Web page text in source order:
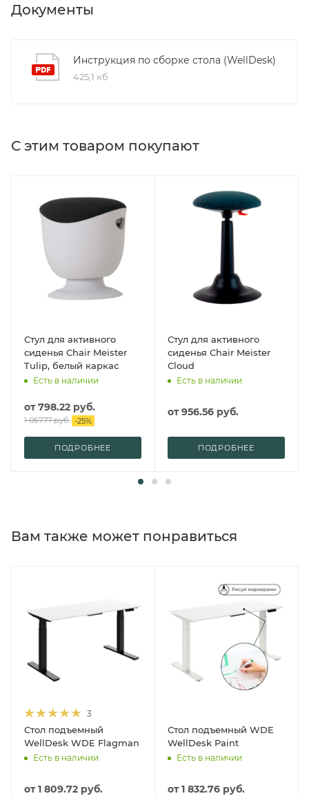
Документы
Инструкция по сборке стола (WellDesk)
425,1 кб
С этим товаром покупают
Стул для активного
сиденья Chair Meister
Tulip, белый каркас
Есть в наличии
от798.22 руб.
1 067.77 руб. -25%
ПОДРОБНЕЕ
Стул для активного
сиденья Chair Meister
Cloud
Есть в наличии
от956.56 руб.
ПОДРОБНЕЕ
Вам также может понравиться
3
Стол подъемный
WellDesk WDE Flagman
Есть в наличии
от1 809.72 руб.
Стол подъемный WDE
WellDesk Paint
Есть в наличии
от1 832.76 руб.